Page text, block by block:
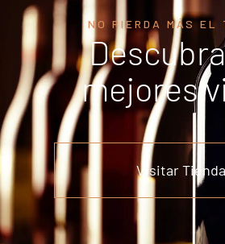
NO PIERDA MÁS EL
mejores
Visitar Tienda